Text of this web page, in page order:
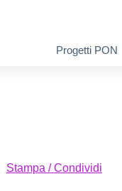
Progetti PON
Stampa / Condividi